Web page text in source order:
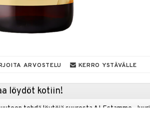
ARVOSTELU KERRO YSTÄVÄLLE
löydöt kotiin!
tehdä löytöjä suuresta ALEstamme. Juuri